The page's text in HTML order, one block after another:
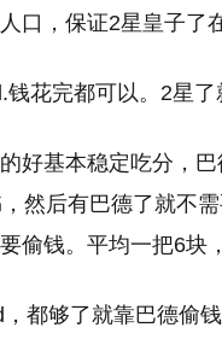
口，保证2星皇子了
花完都可以。2星
好基本稳定吃分，
然后有巴德了就不
偷钱。平均一把6块
都够了就靠巴德偷